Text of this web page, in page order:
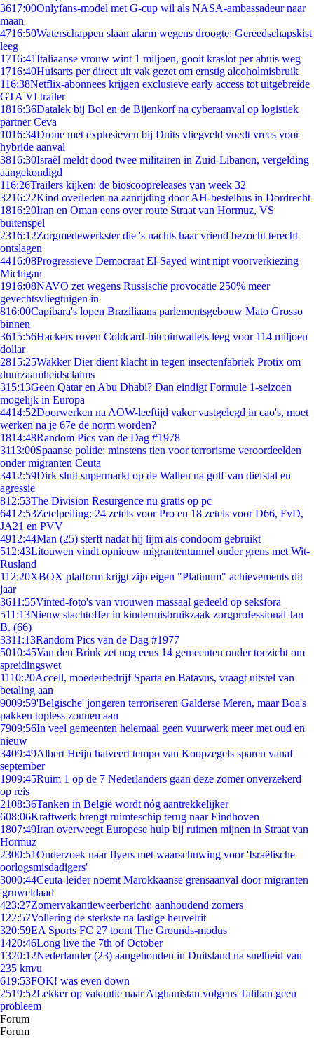
3617:00Onlyfans-model met G-cup wil als NASA-ambassadeur naar
maan
4716:50Waterschappen slaan alarm wegens droogte: Gereedschapskist
leeg
1716:41Italiaanse vrouw wint 1 miljoen, gooit kraslot per abuis weg
1716:40Huisarts per direct uit vak gezet om ernstig alcoholmisbruik
116:38Netflix-abonnees krijgen exclusieve early access tot uitgebreide
GTA VI trailer
1816:36Datalek bij Bol en de Bijenkorf na cyberaanval op logistiek
partner Ceva
1016:34Drone met explosieven bij Duits vliegveld voedt vrees voor
hybride aanval
3816:30Israël meldt dood twee militairen in Zuid-Libanon, vergelding
aangekondigd
116:26Trailers kijken: de bioscoopreleases van week 32
3216:22Kind overleden na aanrijding door AH-bestelbus in Dordrecht
1816:20Iran en Oman eens over route Straat van Hormuz, VS
buitenspel
2316:12Zorgmedewerkster die 's nachts haar vriend bezocht terecht
ontslagen
4416:08Progressieve Democraat El-Sayed wint nipt voorverkiezing
Michigan
1916:08NAVO zet wegens Russische provocatie 250% meer
gevechtsvliegtuigen in
816:00Capibara's lopen Braziliaans parlementsgebouw Mato Grosso
binnen
3615:56Hackers roven Coldcard-bitcoinwallets leeg voor 114 miljoen
dollar
2815:25Wakker Dier dient klacht in tegen insectenfabriek Protix om
duurzaamheidsclaims
315:13Geen Qatar en Abu Dhabi? Dan eindigt Formule 1-seizoen
mogelijk in Europa
4414:52Doorwerken na AOW-leeftijd vaker vastgelegd in cao's, moet
werken na je 67e de norm worden?
1814:48Random Pics van de Dag #1978
3113:00Spaanse politie: minstens tien voor terrorisme veroordeelden
onder migranten Ceuta
3412:59Dirk sluit supermarkt op de Wallen na golf van diefstal en
agressie
812:53The Division Resurgence nu gratis op pc
6412:53Zetelpeiling: 24 zetels voor Pro en 18 zetels voor D66, FvD,
JA21 en PVV
4912:44Man (25) sterft nadat hij lijm als condoom gebruikt
512:43Litouwen vindt opnieuw migrantentunnel onder grens met Wit-
Rusland
112:20XBOX platform krijgt zijn eigen "Platinum" achievements dit
jaar
3611:55Vinted-foto's van vrouwen massaal gedeeld op seksfora
511:13Nieuw slachtoffer in kindermisbruikzaak zorgprofessional Jan
B. (66)
3311:13Random Pics van de Dag #1977
5010:45Van den Brink zet nog eens 14 gemeenten onder toezicht om
spreidingswet
1110:20Accell, moederbedrijf Sparta en Batavus, vraagt uitstel van
betaling aan
9009:59'Belgische' jongeren terroriseren Galderse Meren, maar Boa's
pakken topless zonnen aan
7909:56In veel gemeenten helemaal geen vuurwerk meer met oud en
nieuw
3409:49Albert Heijn halveert tempo van Koopzegels sparen vanaf
september
1909:45Ruim 1 op de 7 Nederlanders gaan deze zomer onverzekerd
op reis
2108:36Tanken in België wordt nóg aantrekkelijker
608:06Kraftwerk brengt ruimteschip terug naar Eindhoven
1807:49Iran overweegt Europese hulp bij ruimen mijnen in Straat van
Hormuz
2300:51Onderzoek naar flyers met waarschuwing voor 'Israëlische
oorlogsmisdadigers'
3000:44Ceuta-leider noemt Marokkaanse grensaanval door migranten
'gruweldaad'
423:27Zomervakantieweerbericht: aanhoudend zomers
1 22:57Vollering de sterkste na lastige heuvelrit
320:59EA Sports FC 27 toont The Grounds-modus
1420:46Long live the 7th of October
1320:12Nederlander (23) aangehouden in Duitsland na snelheid van
235 km/u
619:53FOK! was even down
2519:52Lekker op vakantie naar Afghanistan volgens Taliban geen
probleem
Forum
Forum